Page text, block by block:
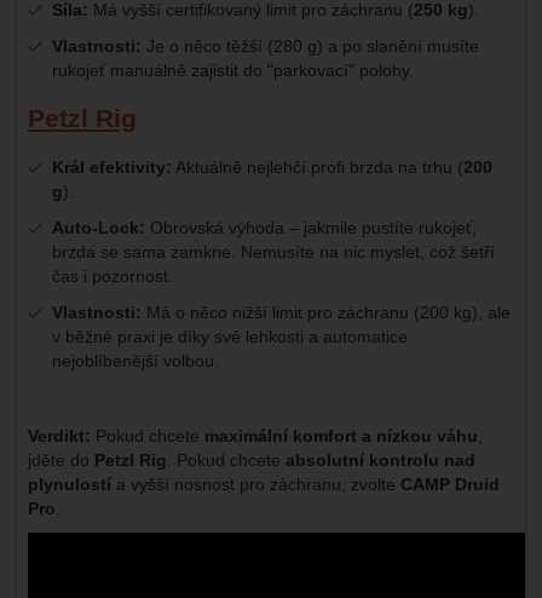
Síla: Má vyšší certifikovaný limit pro záchranu (250 kg).
Vlastnosti: Je o něco těžší (280 g) a po slanění musíte
rukojeť manuálně zajistit do "parkovací" polohy.
Petzl Rig
Král efektivity: Aktuálně nejlehčí profi brzda na trhu (200
g).
Auto-Lock: Obrovská výhoda – jakmile pustíte rukojeť,
brzda se sama zamkne. Nemusíte na nic myslet, což šetří
čas i pozornost.
Vlastnosti: Má o něco nižší limit pro záchranu (200 kg), ale
v běžné praxi je díky své lehkosti a automatice
nejoblíbenější volbou.
Verdikt: Pokud chcete maximální komfort a nízkou váhu
jděte do Petzl Rig . Pokud chcete absolutní kontrolu nad
plynulostía vyšší nosnost pro záchranu, zvolte CAMP Druid
Pro